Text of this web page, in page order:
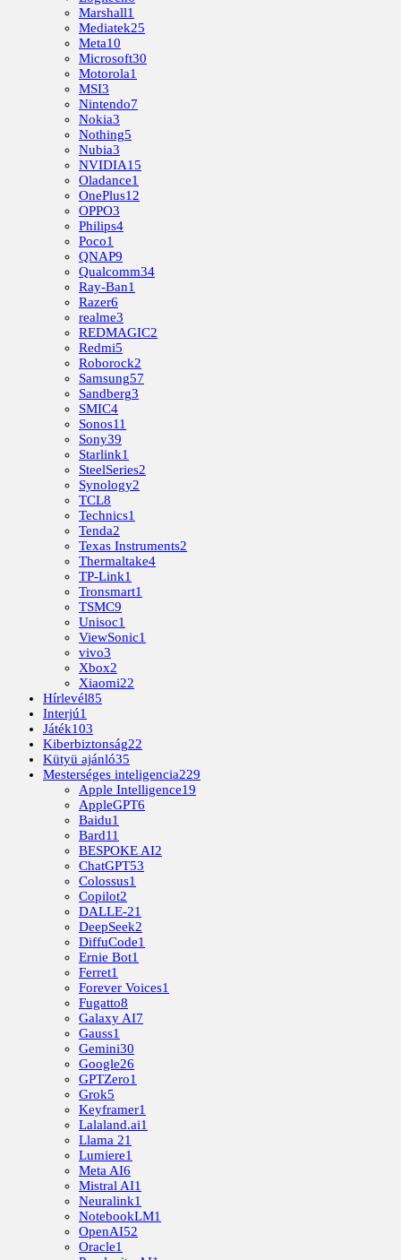
Marshall1
Mediatek25
Meta10
Microsoft30
Motorola1
MSI3
Nintendo7
Nokia3
Nothing5
Nubia3
NVIDIA15
Oladance1
OnePlus12
OPPO3
Philips4
Poco1
QNAP9
Qualcomm34
Ray-Ban1
Razer6
realme3
REDMAGIC2
Redmi5
Roborock2
Samsung57
Sandberg3
SMIC4
Sonos11
Sony39
Starlink1
SteelSeries2
Synology2
TCL8
Technics1
Tenda2
Texas Instruments2
Thermaltake4
TP-Link1
Tronsmart1
TSMC9
Unisoc1
ViewSonic1
vivo3
Xbox2
Xiaomi22
Hírlevél85
Interjú1
Játék103
Kiberbiztonság22
Kütyü ajánló35
Mesterséges inteligencia229
Apple Intelligence19
AppleGPT6
Baidu1
Bard11
BESPOKE AI2
ChatGPT53
Colossus1
Copilot2
DALLE-21
DeepSeek2
DiffuCode1
Ernie Bot1
Ferret1
Forever Voices1
Fugatto8
Galaxy AI7
Gauss1
Gemini30
Google26
GPTZero1
Grok5
Keyframer1
Lalaland.ai1
Llama 21
Lumiere1
Meta AI6
Mistral AI1
Neuralink1
NotebookLM1
OpenAI52
Oracle1